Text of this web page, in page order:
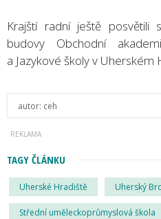
Krajští radní ještě posvětili
budovy Obchodní
a Jazykové školy v Uherském
autor: ceh
TAGY ČLÁNKU
Uherské Hradiště Uherský
Střední uměleckoprůmyslová škola